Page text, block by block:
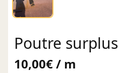
Poutre surplus
10,00€ / m